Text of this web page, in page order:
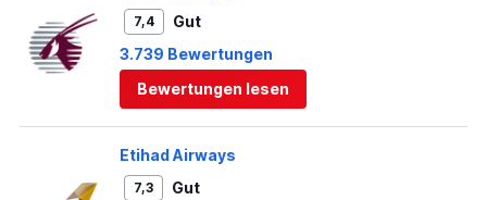
7,4
Gut
3.739 Bewertungen
Bewertungen lesen
Etihad Airways
7,3
Gut